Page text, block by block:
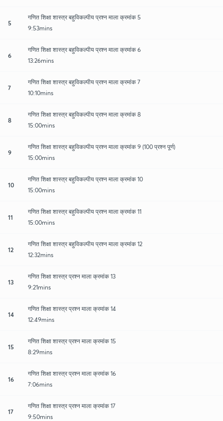
5
गणित शिक्षा शास्त्र बहुविकल्पीय प्रश्न माला क्रमांक 5
9:53mins
6
गणित शिक्षा शास्त्र बहुविकल्पीय प्रश्न माला क्रमांक 6
13:26mins
7
गणित शिक्षा शास्त्र बहुविकल्पीय प्रश्न माला क्रमांक 7
10:10mins
8
गणित शिक्षा शास्त्र बहुविकल्पीय प्रश्न माला क्रमांक 8
15:00mins
9
गणित शिक्षा शास्त्र बहुविकल्पीय प्रश्न माला क्रमांक 9 (100 प्रश्न पूर्ण)
15:00mins
10
गणित शिक्षा शास्त्र बहुविकल्पीय प्रश्न माला क्रमांक 10
15:00mins
11
गणित शिक्षा शास्त्र बहुविकल्पीय प्रश्न माला क्रमांक 11
15:00mins
12
गणित शिक्षा शास्त्र बहुविकल्पीय प्रश्न माला क्रमांक 12
12:32mins
13
गणित शिक्षा शास्त्र प्रश्न माला क्रमांक 13
9:21mins
14
गणित शिक्षा शास्त्र प्रश्न माला क्रमांक 14
12:49mins
15
गणित शिक्षा शास्त्र प्रश्न माला क्रमांक 15
8:29mins
16
गणित शिक्षा शास्त्र प्रश्न माला क्रमांक 16
7:06mins
17
गणित शिक्षा शास्त्र प्रश्न माला क्रमांक 17
9:50mins